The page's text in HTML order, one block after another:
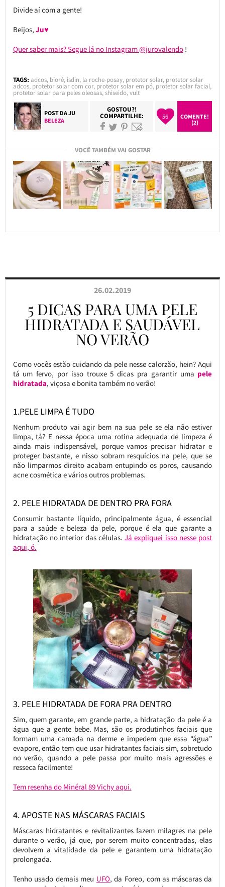
Divide aí com a gente!
Beijos, Ju♥
Quer saber mais? Segue lá no Instagram @jurovalendo!
TAGS: adcos, bioré, isdin, la roche-posay, protetor solar, protetor solar
adcos, protetor solar com cor, protetor solar em pó, protetor solar facial,
protetor solar para peles oleosas,shiseido,vult
POST DAJU
BELEZA
GOSTOU?!
COMPARTILHE: 56
COMENTE!
(2)
VOCÊ TAMBÉM VAI GOSTAR
26.02.2019
5 DICAS PARA UMA PELE
HIDRATADA E SAUDÁVEL
NO VERÃO
Como vocês estão cuidando da pele nesse calorzão, hein? Aqui
tá um fervo, por isso trouxe 5 dicas pra garantir uma pele
hidratada, viçosa e bonita também no verão!
1.PELE LIMPA É TUDO
Nenhum produto vai agir bem na sua pele se ela não estiver
limpa, tá? E nessa época uma rotina adequada de limpeza é
ainda mais indispensável, porque vamos precisar hidratar e
proteger bastante, e nisso sobram resquícios na pele, que se
não limparmos direito acabam entupindo os poros, causando
acne cosmética e vários outros problemas.
2. PELE HIDRATADA DE DENTRO PRA FORA
Consumir bastante líquido, principalmente água, é essencial
para a saúde e beleza da pele, porque é ela que garante a
hidratação no interior das células.Já expliquei isso nesse post
aqui, ó.
3. PELE HIDRATADA DE FORA PRA DENTRO
Sim, quem garante, em grande parte, a hidratação da pele é a
água que a gente bebe. Mas, são os produtinhos faciais que
formam uma camada na derme e impedem que essa “água”
evapore, então tem que usar hidratantes faciais sim, sobretudo
no verão, quando a pele passa por muito mais agressões e
resseca facilmente!
Tem resenha do Minéral 89 Vichy aqui.
4. APOSTE NAS MÁSCARAS FACIAIS
Máscaras hidratantes e revitalizantes fazem milagres na pele
durante o verão, já que, por serem muito concentradas, elas
devolvem a vitalidade da pele e garantem uma hidratação
prolongada.
Tenho usado demais meu UFO, da Foreo, com as máscaras da